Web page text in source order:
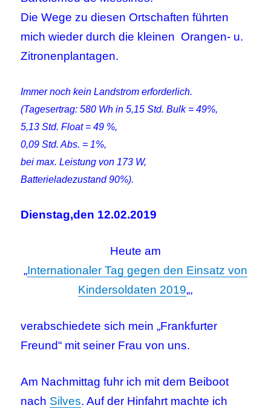
Die Wege zu diesen Ortschaften führten
mich wieder durch die kleinen Orangen- u.
Zitronenplantagen.
Immer noch kein Landstrom erforderlich.
(Tagesertrag: 580 Wh in 5,15 Std. Bulk = 49%,
5,13 Std. Float = 49 %,
0,09 Std. Abs. = 1%,
bei max. Leistung von 173 W,
Batterieladezustand 90%).
Dienstag,den 12.02.2019
Heute am
„Internationaler Tag gegen den Einsatz von
Kindersoldaten 2019„,
verabschiedete sich mein „Frankfurter
Freund“ mit seiner Frau von uns.
Am Nachmittag fuhr ich mit dem Beiboot
nach Silves. Auf der Hinfahrt machte ich